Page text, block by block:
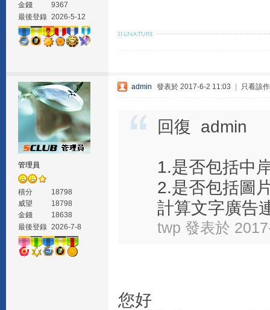
金錢
9367
最後登錄 2026-5-12
管理員
積分
18798
威望
18798
金錢
18638
最後登錄 2026-7-8
admin 發表於 2017-6-2 11:03 只看該
回復 admin
1.是否包括中
2.是否包括圖
計算文字廣告
twp 發表於
您好